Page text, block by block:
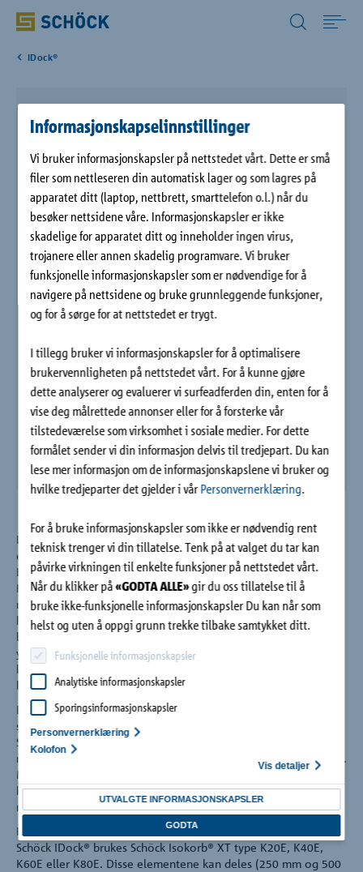
Informasjonskapselinnstillinger
Vi bruker informasjonskapsler på nettstedet vårt. Dette er små
filer som nettleseren din automatisk lager og som lagres på
apparatet ditt (laptop, nettbrett, smarttelefon o.l.) når du
besøker nettsidene våre. Informasjonskapsler er ikke
skadelige for apparatet ditt og inneholder ingen virus,
trojanere eller annen skadelig programvare. Vi bruker
funksjonelle informasjonskapsler som er nødvendige for å
navigere på nettsidene og bruke grunnleggende funksjoner,
og for å sørge for at nettstedet er trygt.
I tillegg bruker vi informasjonskapsler for å optimalisere
brukervennligheten på nettstedet vårt. For å kunne gjøre
dette analyserer og evaluerer vi surfeadferden din, enten for å
vise deg målrettede annonser eller for å forsterke vår
tilstedeværelse som virksomhet i sosiale medier. For dette
formålet sender vi din informasjon delvis til tredjepart. Du kan
lese mer informasjon om de informasjonskapslene vi bruker og
hvilke tredjeparter det gjelder i vårPersonvernerklæring.
For å bruke informasjonskapsler som ikke er nødvendig rent
teknisk trenger vi din tillatelse. Tenk på at valget du tar kan
påvirke virkningen til enkelte funksjoner på nettstedet vårt.
Når du klikker på«GODTA ALLE»gir du oss tillatelse til å
bruke ikke-funksjonelle informasjonskapsler Du kan når som
helst og uten å oppgi grunn trekke tilbake samtykket ditt.
Funksjonelle informasjonskapsler
Analytiske informasjonskapsler
Sporingsinformasjonskapsler
Personvernerklæring
Kolofon
Vis detaljer
UTVALGTE INFORMASJONSKAPSLER
GODTA
Bruksområde
Produkter
Digitale løsninger
Nedlastinger
Referanser
Bedrift
Kontakt
Norway (NO) Norsk
IDock®
Schöck Isokorb® XT type K-E
Schöck Isokorb® XT type K er et konstruktivt
forankringssystem for å bryte termiske broer ved balkonger
og svalganger. Elementet er KOMO-sertifisert og tilgjengelig
i brannhemmende utførelse (REI120). Schöck Isokorb® XT type
K tar opp momenter og tverrkrefter ved fritt utkragende
betongelementer.
Den nye generasjonen Schöck Isokorb® XT type K-elementene
er optimaliserte for å oppnå enda høyere termisk isolering.
Elementet er utført med 120 mm isolasjon av Neopor® og et
HTE-Compact® trykkelement av betong av ultrahøy styrke. Det
nye HTE-Compact®-trykkelementet har en lavere termisk
konduktivitet og høyere bæreevne, noe som gjør at de
bygningsfysiske og konstruktive ytelsene er forbedret
ytterligere. For høyere bæreevne er elementene med høyere
bak trykkelementet på en enda tryggere måte.
Elementet er sertifisert av Passivhaus Institut i Darmstadt (DE)
som «energibesparende komponent» for balkongmontering.
Schöck Isokorb® XT type K reduserer varmetapet til et
minimum og gjør det mulig å oppnå høye isoleringsstandarder.
Med Schöck Isokorb® XT type K designer arkitekter og
konstruktører allerede nå energinøytralt (EPK 0,0), uten å
måtte begrense designfriheten.
For etterforankring av prefabrikkerte betongelementer med
Schöck IDock® brukes Schöck Isokorb® XT type K20E, K40E,
K60E eller K80E. Disse elementene kan deles (250 mm og 500